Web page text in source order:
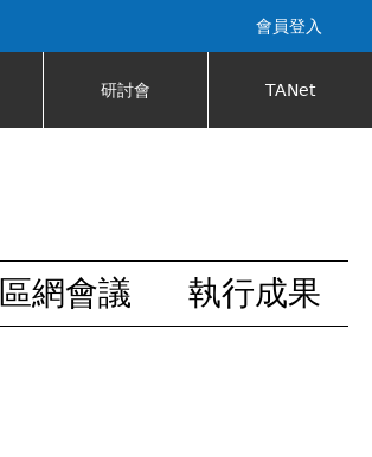
會員登入
研討會 TANet
區網會議 執行成果